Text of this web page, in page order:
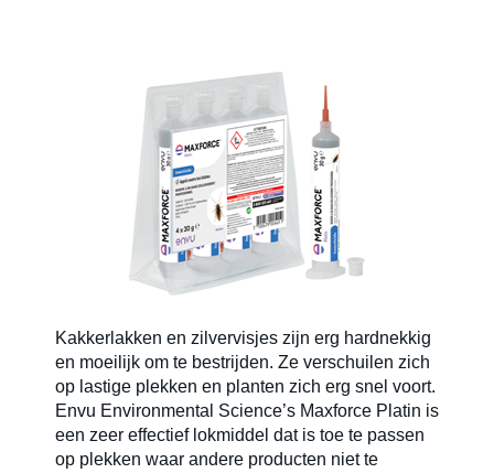
Over ons
Plaagdierbeheersing
Golf- en Sportterreinen
Onkruidbeheersing
Kakkerlakken en zilvervisjes zijn erg hardnekkig
en moeilijk om te bestrijden. Ze verschuilen zich
op lastige plekken en planten zich erg snel voort.
Envu Environmental Science’s Maxforce Platin is
een zeer effectief lokmiddel dat is toe te passen
op plekken waar andere producten niet te